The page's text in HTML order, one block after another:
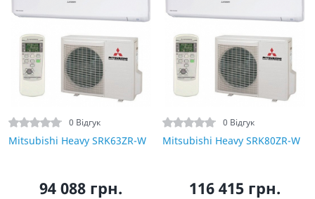
0 Відгук
Mitsubishi Heavy SRK63ZR-W
94 088 грн.
0 Відгук
Mitsubishi Heavy SRK80ZR-W
116 415 грн.